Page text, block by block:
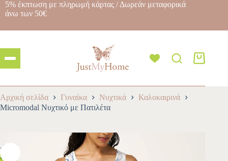
5% έκπτωση με πληρωμή κάρτας / Δωρεάν μεταφορικά
άνω των 50€
Αρχική σελίδα Γυναίκα Νυχτικά
Καλοκαιρινά
Micromodal Νυχτικό με Πατιλέτα
-10%
HOT